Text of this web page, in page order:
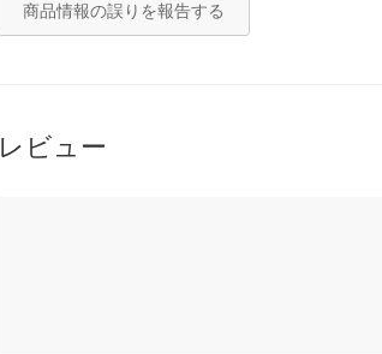
商品情報の誤りを報告する
レビュー